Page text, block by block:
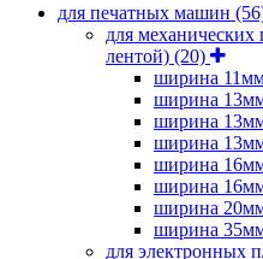
для печатных машин
для
лентой) (20)
ширина
ширина
ширина
ширина
ширина
ширина
ширина
ширина
для электронных